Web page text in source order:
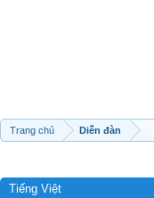
Trang chủ Diễn đàn
Tiếng Việt